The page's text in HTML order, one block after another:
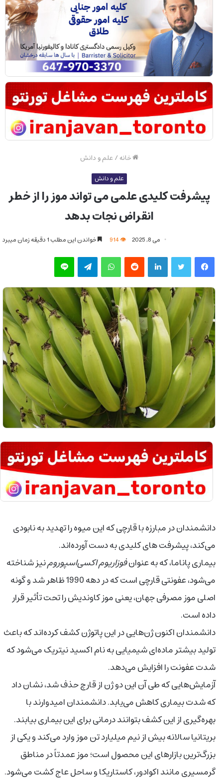
خانه/علم و دانش
علم و دانش
پیشرفت کلیدی علمی می تواند موز را از خطر
انقراض نجات بدهد
می 8, 2025 خواندن این مطلب 1 دقیقه زمان میبرد
فیس بوک توییتر لینکدین‫رددیت واتس آپ تلگرام لاین
دانشمندان در مبارزه با قارچی که این میوه را تهدید به نابودی
می‌کند، پیشرفت های کلیدی به دست آورده‌اند.
بیماری پاناما، که به عنوانفوزاریوم اکسی‌اسپورومنیز شناخته
می‌شود، عفونتی قارچی است که در دهه 1990 ظاهر شد و گونه
اصلی موز مصرفی جهان، یعنی موز کاوندیش را تحت تأثیر قرار
داده است.
دانشمندان اکنون ژن‌هایی در این پاتوژن کشف کرده‌اند که باعث
تولید بیشتر ماده‌ای شیمیایی به نام اکسید نیتریک می‌شود که
شدت عفونت را افزایش می‌دهد.
آزمایش‌هایی که طی آن این دو ژن از قارچ حذف شد، نشان داد
که شدت بیماری کاهش می‌یابد. دانشمندان امیدوارند با
بهره‌گیری از این کشف بتوانند درمانی برای این بیماری بیابند.
بریتانیا سالانه بیش از نیم میلیارد تن موز وارد می‌کند و یکی از
بزرگ‌ترین بازارهای این محصول است؛ موز عمدتاً در مناطق
گرمسیری مانند اکوادور، کاستاریکا و ساحل عاج کشت می‌شود.